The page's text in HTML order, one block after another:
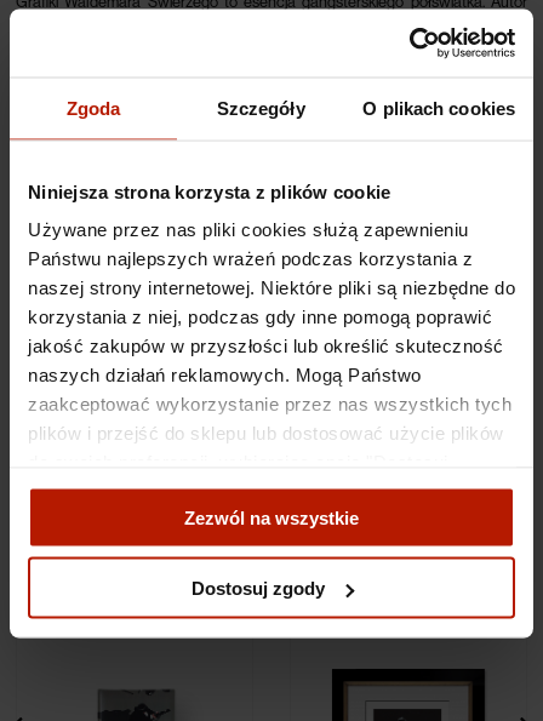
Zgoda Szczegóły O plikach cookies
Niniejsza strona korzysta z plików cookie
Używane przez nas pliki cookies służą zapewnieniu
Państwu najlepszych wrażeń podczas korzystania z
naszej strony internetowej. Niektóre pliki są niezbędne do
korzystania z niej, podczas gdy inne pomogą poprawić
jakość zakupów w przyszłości lub określić skuteczność
naszych działań reklamowych. Mogą Państwo
zaakceptować wykorzystanie przez nas wszystkich tych
plików i przejść do sklepu lub dostosować użycie plików
zgody".
Więcej o plikach cookies przeczytasz w naszej Polityce
Zezwól na wszystkie
Dostosuj zgody
tworząc swoje portrety humorystycznie przedstawia sylwetki mafiosów,
odziewając ich w klasyczne czarne garnitury oraz pasujące do nich kapelusze i
popkulturze.
umieszczono oznaczenie numeru edycji oraz rozmiaru pracy. Dzięki gwarancji
przestrzeni czasu.
Specyfikacje
Koszty dostawy
powiązane